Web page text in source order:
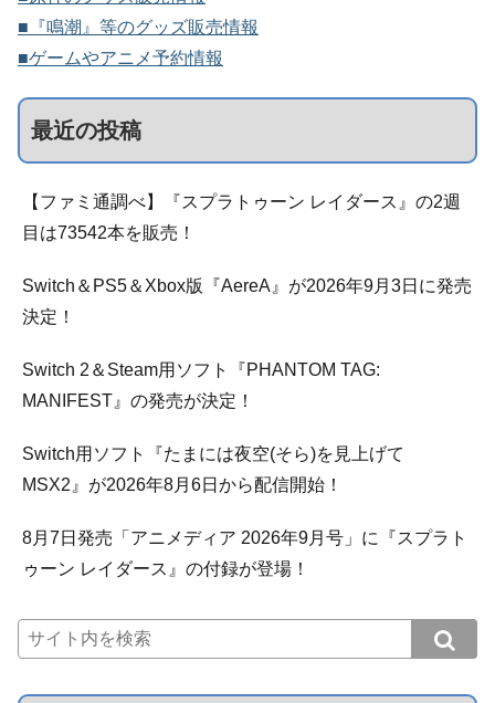
■『鳴潮』等のグッズ販売情報
■ゲームやアニメ予約情報
最近の投稿
【ファミ通調べ】『スプラトゥーン レイダース』の2週
目は73542本を販売！
Switch＆PS5＆Xbox版『AereA』が2026年9月3日に発売
決定！
Switch 2＆Steam用ソフト『PHANTOM TAG:
MANIFEST』の発売が決定！
Switch用ソフト『たまには夜空(そら)を見上げて
MSX2』が2026年8月6日から配信開始！
8月7日発売「アニメディア 2026年9月号」に『スプラト
ゥーン レイダース』の付録が登場！